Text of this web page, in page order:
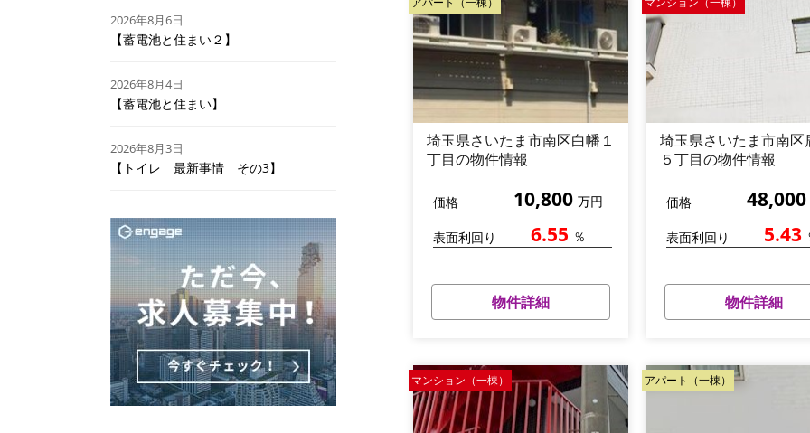
埼玉県さいたま市南区白幡１
丁目の物件情報
価格 10,800 万円
表面利回り 6.55 ％
物件詳細
埼玉県さいたま市南区
５丁目の物件情報
価格 48,000
表面利回り 5.43
物件詳細
マンション（一棟） アパート（一棟）
2026年8月6日
【蓄電池と住まい２】
2026年8月4日
【蓄電池と住まい】
2026年8月3日
【トイレ 最新事情 その3】